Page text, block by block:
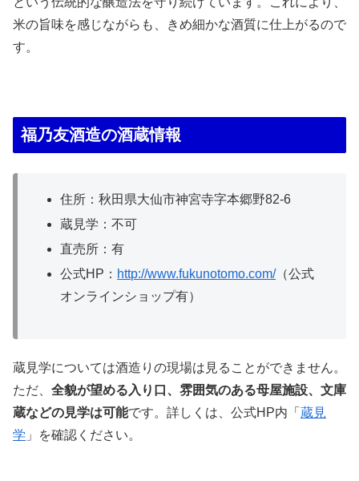
米の旨味を感じながらも、きめ細かな酒質に仕上がるので
す。
福乃友酒造の酒蔵情報
住所：秋田県大仙市神宮寺字本郷野82-6
蔵見学：不可
直売所：有
公式HP： http://www.fukunotomo.com/（公式
オンラインショップ有）
蔵見学については酒造りの現場は見ることができません。
ただ、 全貌が望める入り口、雰囲気のある母屋施設、文庫
蔵などの見学は可能です。詳しくは、公式HP内「 蔵見
学 」を確認ください。